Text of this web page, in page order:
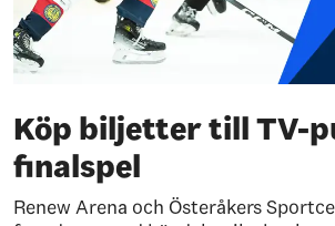
Köp biljetter till TV-
finalspel
Renew Arena och Österåkers